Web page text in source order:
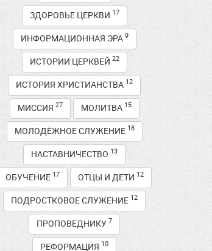
ЗДОРОВЬЕ ЦЕРКВИ 17
ИНФОРМАЦИОННАЯ ЭРА 9
ИСТОРИИ ЦЕРКВЕЙ 22
ИСТОРИЯ ХРИСТИАНСТВА 12
МИССИЯ 27 МОЛИТВА 15
МОЛОДЁЖНОЕ СЛУЖЕНИЕ 18
НАСТАВНИЧЕСТВО 13
ОБУЧЕНИЕ 17 ОТЦЫ И ДЕТИ 12
ПОДРОСТКОВОЕ СЛУЖЕНИЕ 12
ПРОПОВЕДНИКУ 7
РЕФОРМАЦИЯ 10